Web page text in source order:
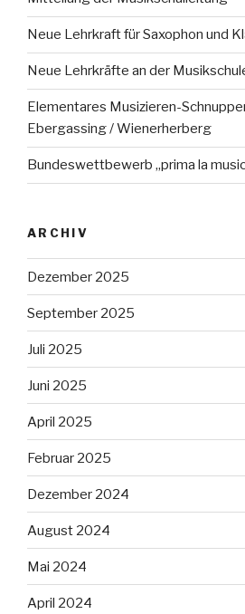
Neue Lehrkraft für Saxophon und
Neue Lehrkräfte an der
Elementares Musizieren-
Ebergassing / Wienerherberg
Bundeswettbewerb „prima la
ARCHIV
Dezember 2025
September 2025
Juli 2025
Juni 2025
April 2025
Februar 2025
Dezember 2024
August 2024
Mai 2024
April 2024